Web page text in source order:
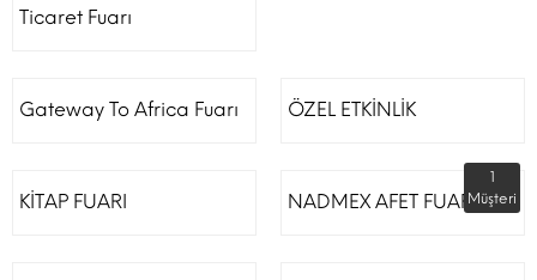
Ticaret Fuarı
Gateway To Africa Fuarı ÖZEL ETKİNLİK
KİTAP FUARI NADMEX AFET FUARI
1
Müşteri